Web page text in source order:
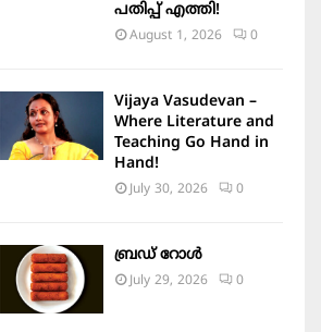
പതിപ്പ് എത്തി!
August 1, 2026 0
Vijaya Vasudevan –
Where Literature and
Teaching Go Hand in
Hand!
July 30, 2026 0
ബ്രഡ് റോൾ
July 29, 2026 0